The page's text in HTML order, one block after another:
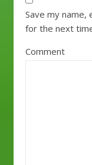
Save my
for the next
Comment